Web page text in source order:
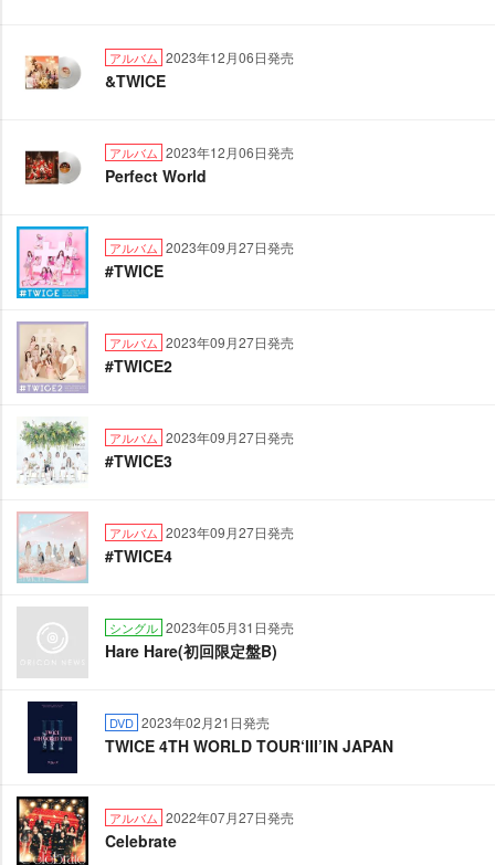
アルバム 2023年12月06日発売
&TWICE
アルバム 2023年12月06日発売
Perfect World
アルバム 2023年09月27日発売
#TWICE
アルバム 2023年09月27日発売
#TWICE2
アルバム 2023年09月27日発売
#TWICE3
アルバム 2023年09月27日発売
#TWICE4
シングル 2023年05月31日発売
Hare Hare(初回限定盤B)
DVD 2023年02月21日発売
TWICE 4TH WORLD TOUR‘III’IN JAPAN
アルバム 2022年07月27日発売
Celebrate